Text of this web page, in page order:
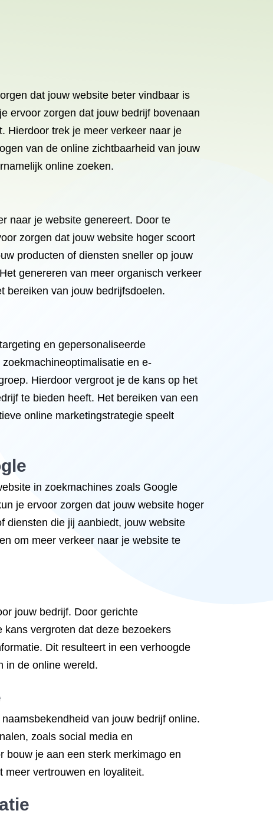
dat jouw website beter vindbaar is
ervoor zorgen dat jouw bedrijf bovenaan
Hierdoor trek je meer verkeer naar je
van de online zichtbaarheid van jouw
online zoeken.
naar je website genereert. Door te
zorgen dat jouw website hoger scoort
producten of diensten sneller op jouw
genereren van meer organisch verkeer
bereiken van jouw bedrijfsdoelen.
en gepersonaliseerde
en e-
Hierdoor vergroot je de kans op het
te bieden heeft. Het bereiken van een
online marketingstrategie speelt
in zoekmachines zoals Google
je ervoor zorgen dat jouw website hoger
diensten die jij aanbiedt, jouw website
om meer verkeer naar je website te
jouw bedrijf. Door gerichte
vergroten dat deze bezoekers
Dit resulteert in een verhoogde
in de online wereld.
van jouw bedrijf online.
zoals social media en
bouw je aan een sterk merkimago en
meer vertrouwen en loyaliteit.